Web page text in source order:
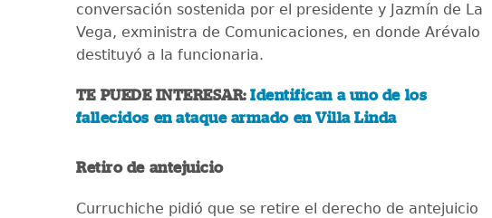
conversación sostenida por el presidente y Jazmín de La
Vega, exministra de Comunicaciones, en donde Arévalo
destituyó a la funcionaria.
TE PUEDE INTERESAR:Identifican a uno de los
fallecidos en ataque armado en Villa Linda
Retiro de antejuicio
Curruchiche pidió que se retire el derecho de antejuicio